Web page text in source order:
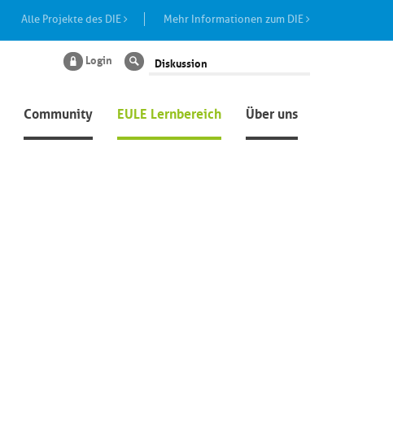
Alle Projekte des DIE Mehr Informationen zum DIE
Community EULE Lernbereich Über uns
Login Suche